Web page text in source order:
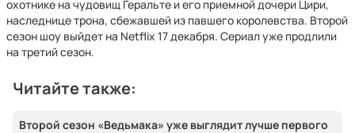
охотнике на чудовищ Геральте и его приемной дочери Цири,
наследнице трона, сбежавшей из павшего королевства. Второй
сезон шоу выйдет на Netflix 17 декабря. Сериал уже продлили
на третий сезон.
Читайте также:
Второй сезон «Ведьмака» уже выглядит лучше первого